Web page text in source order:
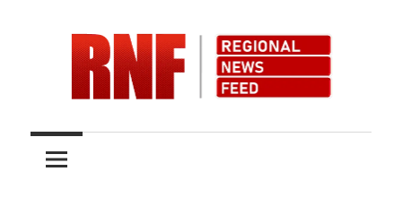
content
RNFnews.in
over
Quantity